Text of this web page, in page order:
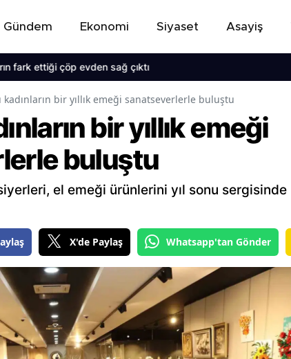
Gündem Ekonomi Siyaset Asayiş
çöp evden sağ çıktı
kadınların bir yıllık emeği sanatseverlerle buluştu
bir yıllık emeği
buluştu
el emeği ürünlerini yıl sonu sergisinde
X'de Paylaş Whatsapp'tan Gönder